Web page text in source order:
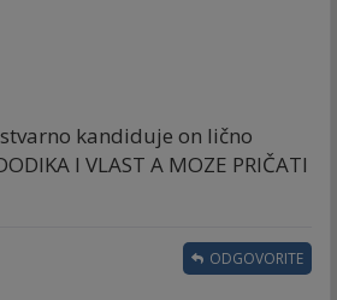
kandiduje on lično
I VLAST A MOZE PRIČATI
ODGOVORITE